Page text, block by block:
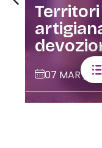
07 MAR /